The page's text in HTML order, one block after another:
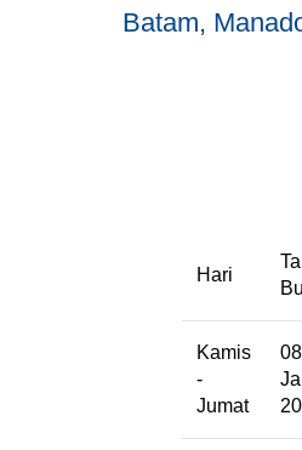
Batam,
Hari
Kamis
-
Jumat